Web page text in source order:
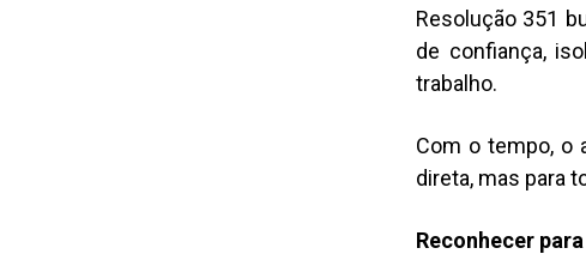
Resolução 351
de confiança,
trabalho.
Com o tempo, o
direta, mas para
Reconhecer